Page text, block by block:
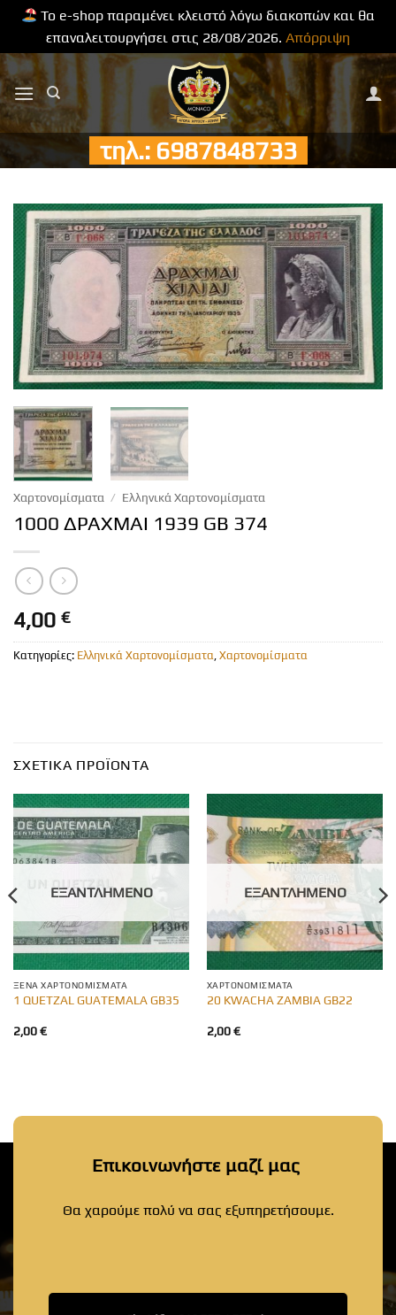
Το e-shop παραμένει κλειστό λόγω διακοπών και θα
επαναλειτουργήσει στις 28/08/2026. Απόρριψη
Μετάβαση
στο
περιεχόμενο
τηλ.: 6987848733
Χαρτονομίσματα / Ελληνικά Χαρτονομίσματα
1000 ΔΡΑΧΜΑΙ 1939 GB 374
4,00 €
Κατηγορίες: Ελληνικά Χαρτονομίσματα Χαρτονομίσματα
ΣΧΕΤΙΚΆ ΠΡΟΪΌΝΤΑ
ΕΞΑΝΤΛΗΜΈΝΟ
ΞΈΝΑ ΧΑΡΤΟΝΟΜΊΣΜΑΤΑ
1 QUETZAL GUATEMALA GB35
2,00€
ΕΞΑΝΤΛΗΜΈΝΟ
ΧΑΡΤΟΝΟΜΊΣΜΑΤΑ
20 KWACHA ZAMBIA GB22
2,00€
Επικοινωνήστε μαζί μας
Θα χαρούμε πολύ να σας εξυπηρετήσουμε.